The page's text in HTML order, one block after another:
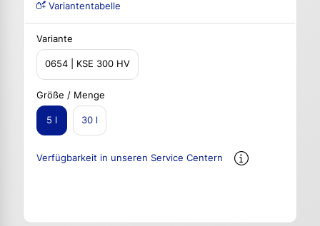
Variantentabelle
Variante
0654 | KSE 300 HV
Größe / Menge
5 l 30 l
Verfügbarkeit in unseren Service Centern